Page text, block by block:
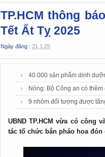
TP.HCM thông
Tết Ất Tỵ 2025
Ngày đăng : 21.1.25
40.000 sản phẩm dinh
Nóng: Bộ Công an có
9 nhóm đối tượng được
UBND TP.HCM vừa có công
tác tổ chức bắn pháo hoa đón